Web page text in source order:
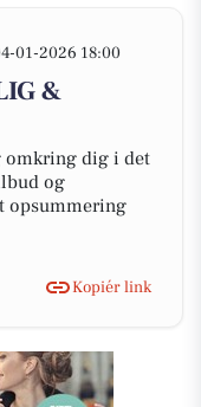
01-2026 18:00
&
omkring dig i det
og
opsummering
Kopiér link